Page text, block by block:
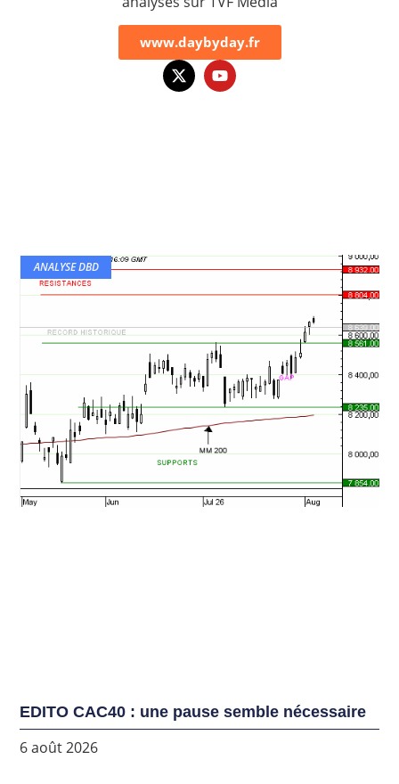
www.daybyday.fr
ANALYSE DBD
EDITO CAC40 : une pause semble nécessaire
6 août 2026